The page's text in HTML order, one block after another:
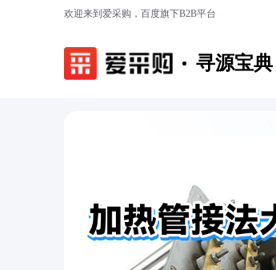
欢迎来到爱采购，百度旗下B2B平台
寻源宝典